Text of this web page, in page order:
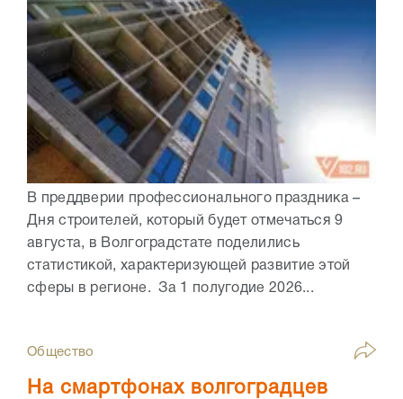
В преддверии профессионального праздника –
Дня строителей, который будет отмечаться 9
августа, в Волгоградстате поделились
статистикой, характеризующей развитие этой
сферы в регионе. За 1 полугодие 2026...
Общество
На смартфонах волгоградцев